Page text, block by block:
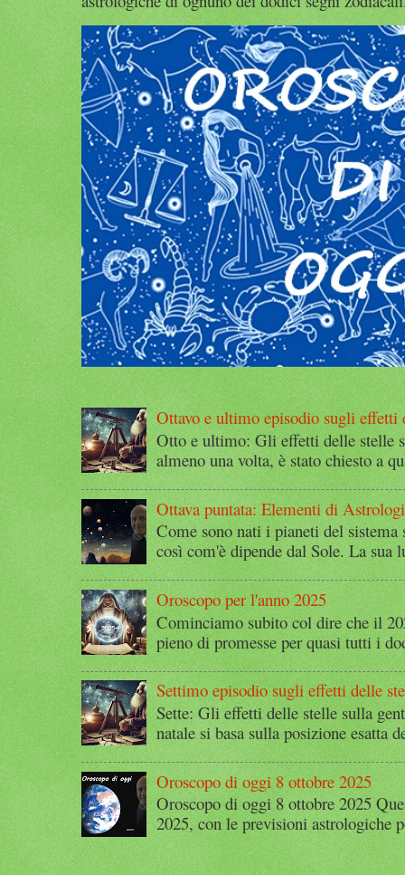
Ottavo e ultimo episodio sugli effetti
Otto e ultimo: Gli effetti delle stelle
almeno una volta, è stato chiesto a
Ottava puntata: Elementi di
Come sono nati i pianeti del
così com'è dipende dal Sole. La sua
Oroscopo per l'anno 2025
Cominciamo subito col dire che il
pieno di promesse per quasi tutti i
Settimo episodio sugli effetti delle
Sette: Gli effetti delle stelle sulla
natale si basa sulla posizione esatta
Oroscopo di oggi 8 ottobre 2025
Oroscopo di oggi 8 ottobre 2025
2025, con le previsioni astrologiche